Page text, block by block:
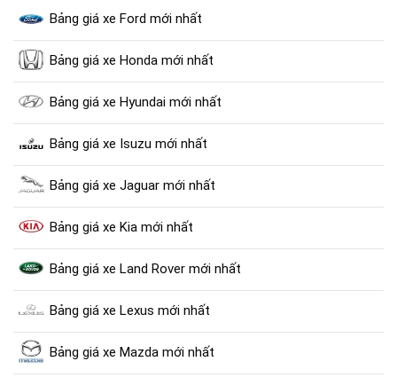
Bảng giá xe Ford mới nhất
Bảng giá xe Honda mới nhất
Bảng giá xe Hyundai mới nhất
Bảng giá xe Isuzu mới nhất
Bảng giá xe Jaguar mới nhất
Bảng giá xe Kia mới nhất
Bảng giá xe Land Rover mới nhất
Bảng giá xe Lexus mới nhất
Bảng giá xe Mazda mới nhất